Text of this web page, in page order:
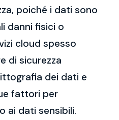
poiché i dati sono
danni fisici o
cloud spesso
di sicurezza
dei dati e
fattori per
ai dati sensibili.